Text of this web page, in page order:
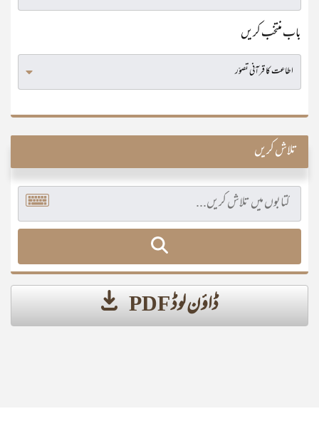
باب منتخب کریں
تلاش کریں
ڈاؤن لوڈ PDF